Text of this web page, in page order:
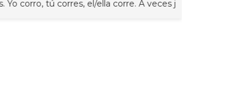
tú corres, el/ella corre. A veces juntos, nosotr@s